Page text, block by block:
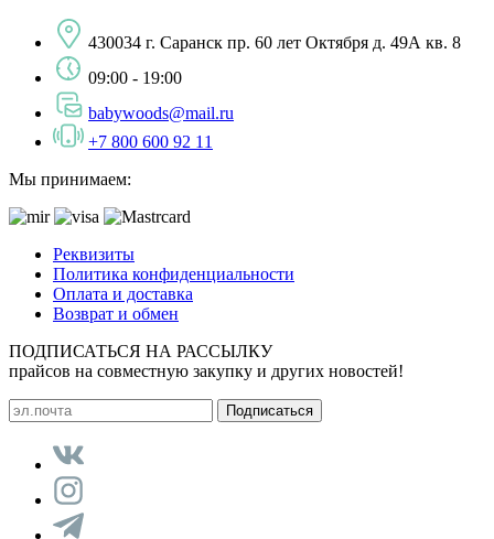
430034 г. Саранск пр. 60 лет Октября д. 49А кв. 8
09:00 - 19:00
babywoods@mail.ru
+7 800 600 92 11
Мы принимаем:
Реквизиты
Политика конфиденциальности
Оплата и доставка
Возврат и обмен
ПОДПИСАТЬСЯ НА РАССЫЛКУ
прайсов на совместную закупку и других новостей!